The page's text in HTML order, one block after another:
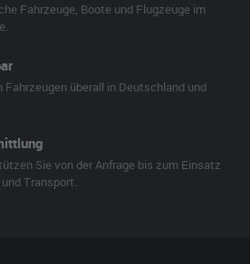
Fahrzeuge, Boote und Flugzeuge im
überall in Deutschland und
Sie von der Anfrage bis zum Einsatz
Transport.